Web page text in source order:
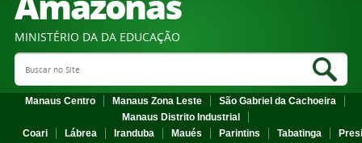
MINISTÉRIO DA DA EDUCAÇÃO
Search Site
Manaus Centro Manaus Zona Leste
São Gabriel da Cachoeira
Manaus Distrito Industrial
Coari
Lábrea Iranduba Maués Parintins Tabatinga